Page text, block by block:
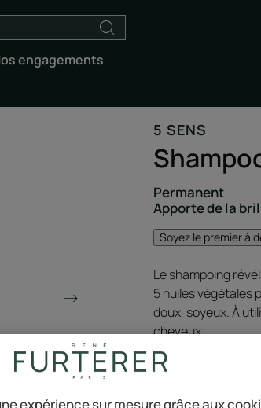
engagements
5 SENS
Permanent
Apporte de la
Soyez le premier à
Le shampoing
5 huiles végétales
doux, soyeux. À
cheveux.
Un parfum
expérience sur mesure grâce aux